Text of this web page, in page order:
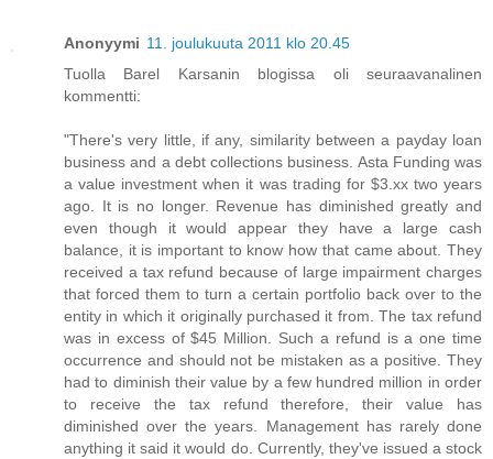
Anonyymi 11. joulukuuta 2011 klo 20.45
Tuolla Barel Karsanin blogissa oli seuraavanalinen
kommentti:
"There's very little, if any, similarity between a payday loan
business and a debt collections business. Asta Funding was
a value investment when it was trading for $3.xx two years
ago. It is no longer. Revenue has diminished greatly and
even though it would appear they have a large cash
balance, it is important to know how that came about. They
received a tax refund because of large impairment charges
that forced them to turn a certain portfolio back over to the
entity in which it originally purchased it from. The tax refund
was in excess of $45 Million. Such a refund is a one time
occurrence and should not be mistaken as a positive. They
had to diminish their value by a few hundred million in order
to receive the tax refund therefore, their value has
diminished over the years. Management has rarely done
anything it said it would do. Currently, they've issued a stock